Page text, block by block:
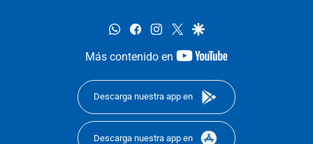
whatsappfacebookinstagram
twittergoogle
Más contenido en
youtube-
Descarga nuestra app en
Descarga nuestra app en